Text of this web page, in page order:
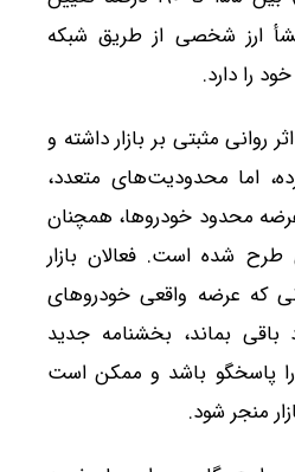
ارز شخصی از طریق شبکه
را دارد.
روانی مثبتی بر بازار داشته و
اما محدودیت‌های متعدد،
محدود خودروها، همچنان
شده است. فعالان بازار
که عرضه واقعی خودروهای
باقی بماند، بخشنامه جدید
پاسخگو باشد و ممکن است
منجر شود.